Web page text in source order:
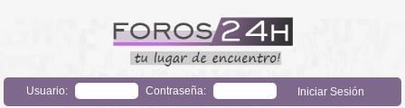
Usuario: Contraseña: